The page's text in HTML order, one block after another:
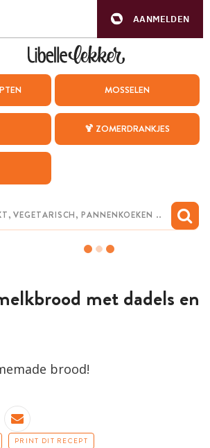
AANMELDEN
MOSSELEN
🍹 ZOMERDRANKJES
met dadels en
brood!
PRINT DIT RECEPT